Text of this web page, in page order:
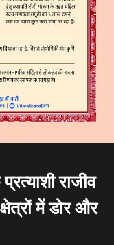
राजीव
में डोर और